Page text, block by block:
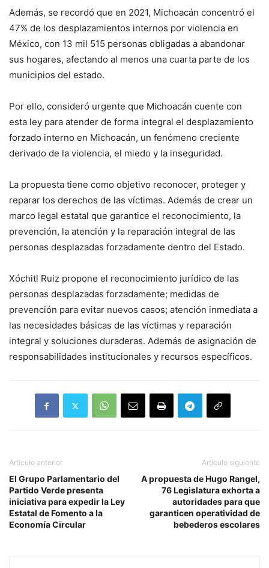
Además, se recordó que en 2021, Michoacán concentró el
47% de los desplazamientos internos por violencia en
México, con 13 mil 515 personas obligadas a abandonar
sus hogares, afectando al menos una cuarta parte de los
municipios del estado.
Por ello, consideró urgente que Michoacán cuente con
esta ley para atender de forma integral el desplazamiento
forzado interno en Michoacán, un fenómeno creciente
derivado de la violencia, el miedo y la inseguridad.
La propuesta tiene como objetivo reconocer, proteger y
reparar los derechos de las víctimas. Además de crear un
marco legal estatal que garantice el reconocimiento, la
prevención, la atención y la reparación integral de las
personas desplazadas forzadamente dentro del Estado.
Xóchitl Ruiz propone el reconocimiento jurídico de las
personas desplazadas forzadamente; medidas de
prevención para evitar nuevos casos; atención inmediata a
las necesidades básicas de las víctimas y reparación
integral y soluciones duraderas. Además de asignación de
responsabilidades institucionales y recursos específicos.
Artículo anterior
El Grupo Parlamentario del
Partido Verde presenta
iniciativa para expedir la Ley
Estatal de Fomento a la
Economía Circular
Artículo siguiente
A propuesta de Hugo Rangel,
76 Legislatura exhorta a
autoridades para que
garanticen operatividad de
bebederos escolares